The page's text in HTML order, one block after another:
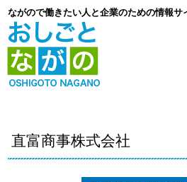
ながので働きたい人と企業のための情報
直富商事株式会社